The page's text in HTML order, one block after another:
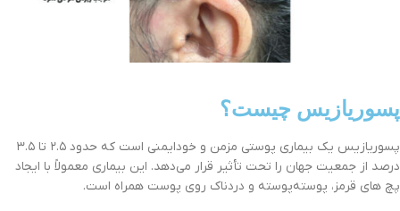
پسوریازیس چیست؟
پسوریازیس یک بیماری پوستی مزمن و خودایمنی است که حدود ۲.۵ تا ۳.۵
درصد از جمعیت جهان را تحت تأثیر قرار می‌دهد. این بیماری معمولاً با ایجاد
پچ های قرمز، پوسته‌پوسته و دردناک روی پوست همراه است.